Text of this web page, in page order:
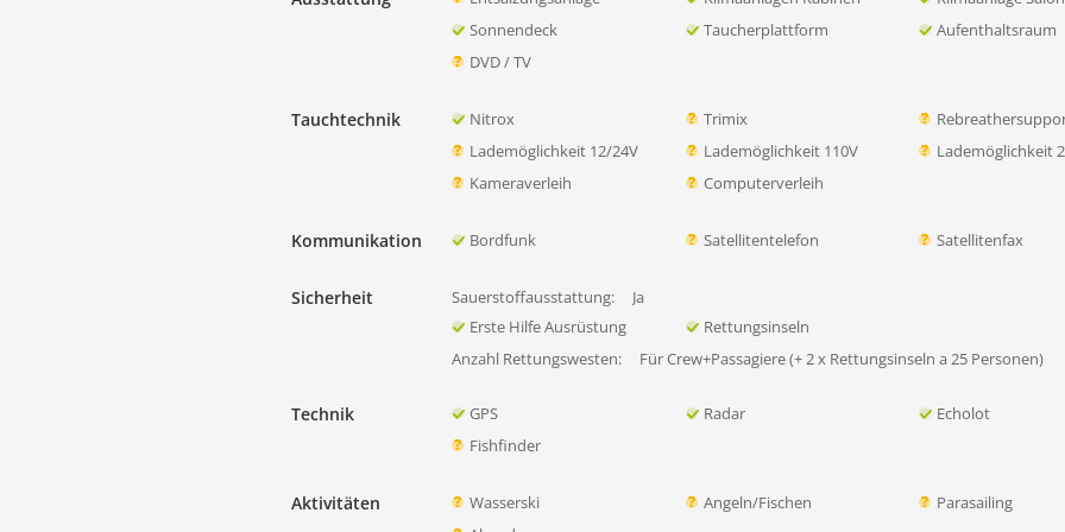
Sonnendeck
Taucherplattform
Aufenthaltsraum
DVD / TV
Tauchtechnik Nitrox Trimix
Lademöglichkeit 12/24V
Lademöglichkeit 110V
Lademöglichkeit
Kameraverleih
Computerverleih
Kommunikation Bordfunk Satellitentelefon Satellitenfax
Sicherheit Sauerstoffausstattung:
Ja
Erste Hilfe Ausrüstung
Rettungsinseln
Anzahl Rettungswesten:
Für Crew+Passagiere (+ 2 x Rettungsinseln a 25 Personen)
Technik GPS Radar
Echolot
Fishfinder
Aktivitäten Wasserski Angeln/Fischen
Parasailing